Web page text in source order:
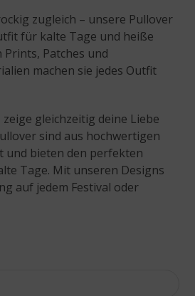
zugleich – unsere Pullover
für kalte Tage und heiße
Patches und
machen sie jedes Outfit
gleichzeitig deine Liebe
sind aus hochwertigen
und bieten den perfekten
Tage. Mit unseren Designs
auf jedem Festival oder